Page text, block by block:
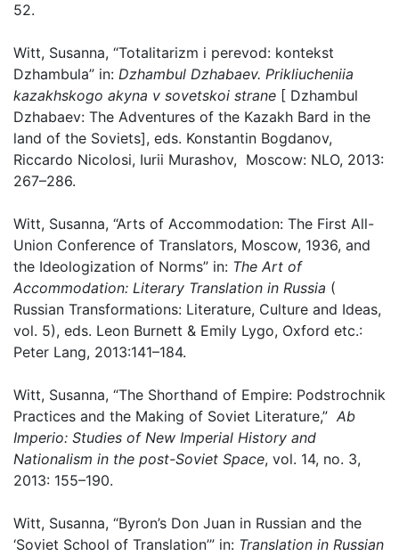
52.
Witt, Susanna, “Totalitarizm i perevod: kontekst
Dzhambula” in: Dzhambul Dzhabaev. Prikliucheniia
kazakhskogo akyna v sovetskoi strane [ Dzhambul
Dzhabaev: The Adventures of the Kazakh Bard in the
land of the Soviets], eds. Konstantin Bogdanov,
Riccardo Nicolosi, Iurii Murashov, Moscow: NLO, 2013:
267–286.
Witt, Susanna, “Arts of Accommodation: The First All-
Union Conference of Translators, Moscow, 1936, and
the Ideologization of Norms” in: The Art of
Accommodation: Literary Translation in Russia (
Russian Transformations: Literature, Culture and Ideas,
vol. 5), eds. Leon Burnett & Emily Lygo, Oxford etc.:
Peter Lang, 2013:141–184.
Witt, Susanna, “The Shorthand of Empire: Podstrochnik
Practices and the Making of Soviet Literature,” Ab
Imperio: Studies of New Imperial History and
Nationalism in the post-Soviet Space, vol. 14, no. 3,
2013: 155–190.
Witt, Susanna, “Byron’s Don Juan in Russian and the
‘Soviet School of Translation’” in: Translation in Russian